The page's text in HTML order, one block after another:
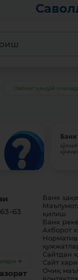
Омонат қандай
63
Банк
қилиш
Банк
Ахборот
Сайтдан
Сайт
Очиқ